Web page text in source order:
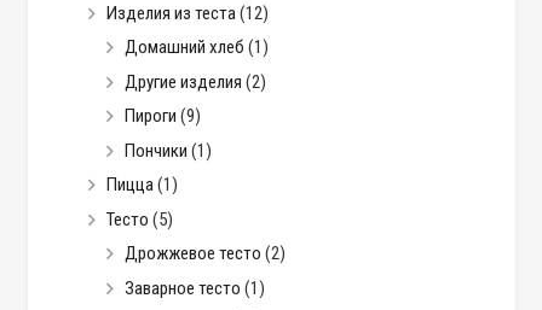
Изделия из теста(12)
Домашний хлеб (1)
Другие изделия (2)
Пироги (9)
Пончики (1)
Пицца(1)
Тесто (5)
Дрожжевое тесто (2)
Заварное тесто (1)